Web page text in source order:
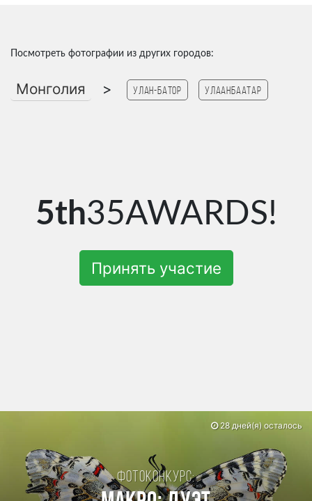
Посмотреть фотографии из других городов:
Монголия > Улан-Батор Улаанбаатар
5th35AWARDS!
Принять участие
Фотоконкурс:
28 дней(я) осталось